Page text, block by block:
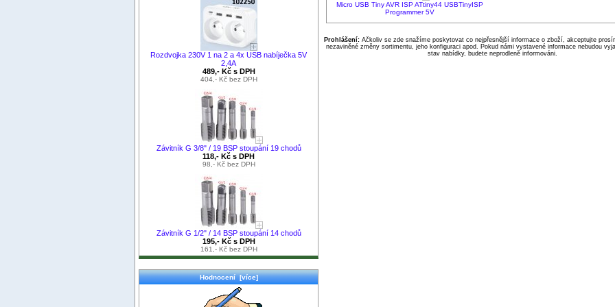
Rozdvojka 230V 1 na 2 a 4x USB nabíječka 5V
2,4A
489,- Kč s DPH
404,- Kč bez DPH
Závitník G 3/8" / 19 BSP stoupání 19 chodů
118,- Kč s DPH
98,- Kč bez DPH
Závitník G 1/2" / 14 BSP stoupání 14 chodů
195,- Kč s DPH
161,- Kč bez DPH
Hodnocení [více]
Micro USB Tiny AVR ISP ATtiny44 USBTinyISP
Programmer 5V
Prohlášení:Ačkoliv se zde snažíme poskytovat co nejpřesnější informace o zboží, akceptujte
nezaviněné změny sortimentu, jeho konfiguraci apod. Pokud námi vystavené informace nebudou
stav nabídky, budete neprodleně informováni.